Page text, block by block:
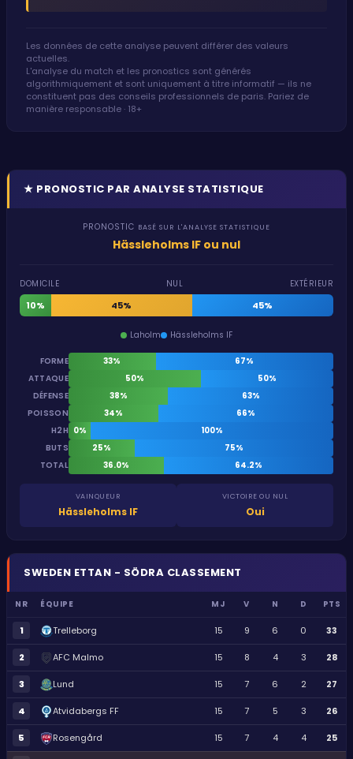
Les données de cette analyse peuvent différer des valeurs
actuelles.
L'analyse du match et les pronostics sont générés
algorithmiquement et sont uniquement à titre informatif — ils ne
constituent pas des conseils professionnels de paris. Pariez de
manière responsable · 18+
★ PRONOSTIC PAR ANALYSE STATISTIQUE
PRONOSTIC BASÉ SUR L'ANALYSE STATISTIQUE
Hässleholms IF ou nul
DOMICILE NUL EXTÉRIEUR
10% 45% 45%
Laholm Hässleholms IF
FORME 33%
67%
ATTAQUE
50%
50%
DÉFENSE
38%
63%
POISSON
34%
66%
H2H 0%
100%
BUTS
25%
75%
TOTAL
36.0% 64.2%
VAINQUEUR
Hässleholms IF
VICTOIRE OU NUL
Oui
SWEDEN ETTAN - SÖDRA CLASSEMENT
NR ÉQUIPE MJ V N D PTS
1 Trelleborg 15 9 6 0 33
2 AFC Malmo 15 8 4 3 28
3 Lund 15 7 6 2 27
4 Atvidabergs FF 15 7 5 3 26
5 Rosengård 15 7 4 4 25